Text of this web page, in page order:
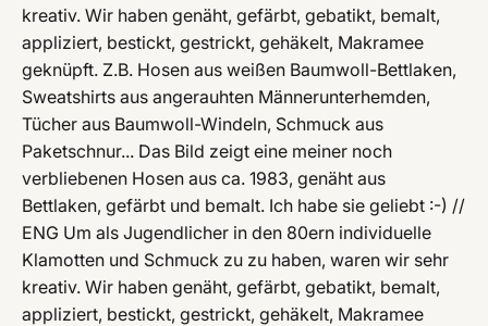
kreativ. Wir haben genäht, gefärbt, gebatikt, bemalt,
appliziert, bestickt, gestrickt, gehäkelt, Makramee
geknüpft. Z.B. Hosen aus weißen Baumwoll-Bettlaken,
Sweatshirts aus angerauhten Männerunterhemden,
Tücher aus Baumwoll-Windeln, Schmuck aus
Paketschnur... Das Bild zeigt eine meiner noch
verbliebenen Hosen aus ca. 1983, genäht aus
Bettlaken, gefärbt und bemalt. Ich habe sie geliebt :-) //
ENG Um als Jugendlicher in den 80ern individuelle
Klamotten und Schmuck zu zu haben, waren wir sehr
kreativ. Wir haben genäht, gefärbt, gebatikt, bemalt,
appliziert, bestickt, gestrickt, gehäkelt, Makramee